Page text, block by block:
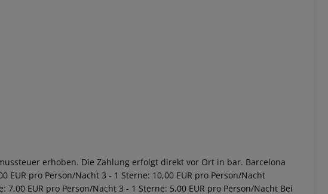
erhoben. Die Zahlung erfolgt direkt vor Ort in bar. Barcelona
EUR pro Person/Nacht 3 - 1 Sterne: 10,00 EUR pro Person/Nacht
EUR pro Person/Nacht 3 - 1 Sterne: 5,00 EUR pro Person/Nacht Bei